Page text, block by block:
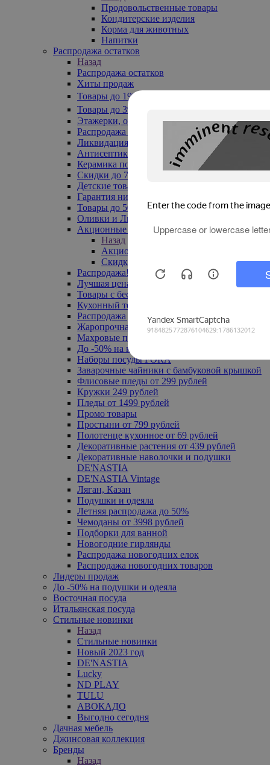
Продовольственные товары
Кондитерские изделия
Корма для животных
Напитки
Распродажа остатков
Назад
Распродажа остатков
Хиты продаж
Товары до 199₽
Товары до 399₽
Этажерки, обувницы
Распродажа текстиля до -50%
Ликвидация до -70%
Антисептики
Керамика по 129 руб
Скидки до 70%
Детские товары
Гарантия низкой цены
Товары до 500 руб
Оливки и Лимоны
Акционные товары
Назад
Акционные товары
Скидка 20% по промокоду
Распродажа! Ульяновск до -70%
Лучшая цена
Товары с бесплатной доставкой
Кухонный текстиль
Распродажа до -50%
Жаропрочная посуда
Махровые полотенца
До -50% на ковры
Наборы посуды FORA
Заварочные чайники с бамбуковой крышкой
Флисовые пледы от 299 рублей
Кружки 249 рублей
Пледы от 1499 рублей
Промо товары
Простыни от 799 рублей
Полотенце кухонное от 69 рублей
Декоративные растения от 439 рублей
Декоративные наволочки и подушки
DE'NASTIA
DE'NASTIA Vintage
Ляган, Казан
Подушки и одеяла
Летняя распродажа до 50%
Чемоданы от 3998 рублей
Подборки для ванной
Новогодние гирлянды
Распродажа новогодних елок
Распродажа новогодних товаров
Лидеры продаж
До -50% на подушки и одеяла
Восточная посуда
Итальянская посуда
Стильные новинки
Назад
Стильные новинки
Новый 2023 год
DE'NASTIA
Lucky
ND PLAY
TULU
АВОКАДО
Выгодно сегодня
Дачная мебель
Джинсовая коллекция
Бренды
Назад